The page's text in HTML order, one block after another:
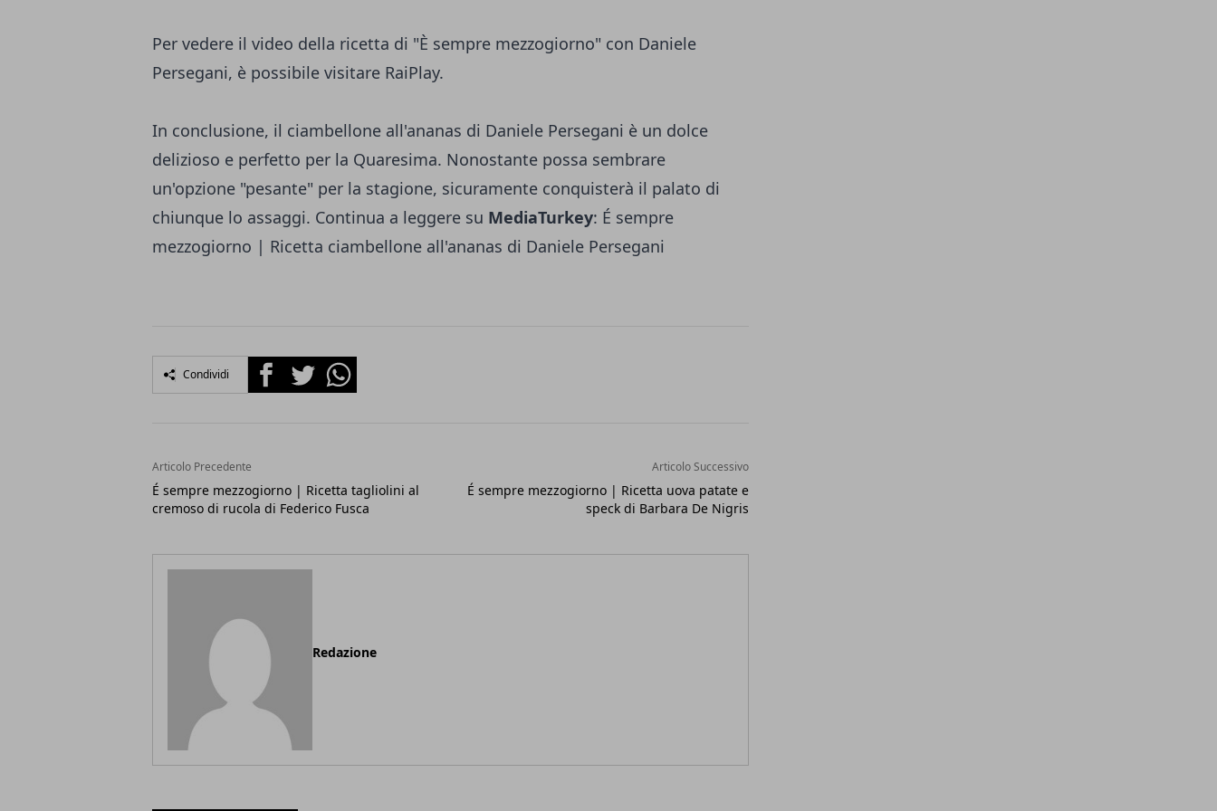
Per vedere il video della ricetta di "È sempre mezzogiorno" con Daniele
Persegani, è possibile visitare RaiPlay.
In conclusione, il ciambellone all'ananas di Daniele Persegani è un dolce
delizioso e perfetto per la Quaresima. Nonostante possa sembrare
un'opzione "pesante" per la stagione, sicuramente conquisterà il palato di
chiunque lo assaggi. Continua a leggere su MediaTurkey: É sempre
mezzogiorno | Ricetta ciambellone all'ananas di Daniele Persegani
Condividi FacebookTwitterWhatsapp
Articolo Precedente
É sempre mezzogiorno | Ricetta tagliolini al
cremoso di rucola di Federico Fusca
Articolo Successivo
É sempre mezzogiorno | Ricetta uova patate e
speck di Barbara De Nigris
Redazione